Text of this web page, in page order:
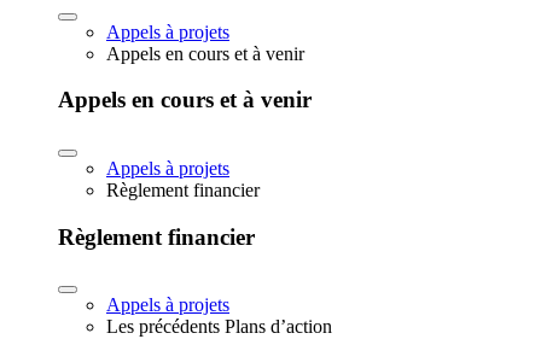
Appels à projets
Appels en cours et à venir
Appels en cours et à venir
Appels à projets
Règlement financier
Règlement financier
Appels à projets
Les précédents Plans d’action